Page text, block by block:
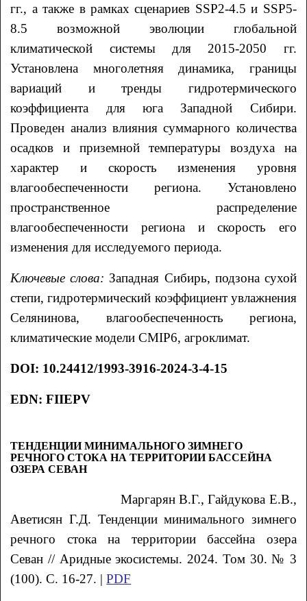
гг., а также в рамках сценариев SSP2-4.5 и SSP5-
8.5 возможной эволюции глобальной
климатической системы для 2015-2050 гг.
Установлена многолетняя динамика, границы
вариаций и тренды гидротермического
коэффициента для юга Западной Сибири.
Проведен анализ влияния суммарного количества
осадков и приземной температуры воздуха на
характер и скорость изменения уровня
влагообеспеченности региона. Установлено
пространственное распределение
влагообеспеченности региона и скорость его
изменения для исследуемого периода.
Ключевые слова: Западная Сибирь, подзона сухой
степи, гидротермический коэффициент увлажнения
Селянинова, влагообеспеченность региона,
климатические модели CMIP6, агроклимат.
DOI: 10.24412/1993-3916-2024-3-4-15
EDN: FIIEPV
ТЕНДЕНЦИИ МИНИМАЛЬНОГО ЗИМНЕГО
РЕЧНОГО СТОКА НА ТЕРРИТОРИИ БАССЕЙНА
ОЗЕРА СЕВАН
МаргарянВ.Г., Гайдукова Е.В.,
Аветисян Г.Д. Тенденции минимального зимнего
речного стока на территориибассейна озера
Севан// Аридные экосистемы. 2024. Том 30. № 3
(100). С. 16-27. |PDF